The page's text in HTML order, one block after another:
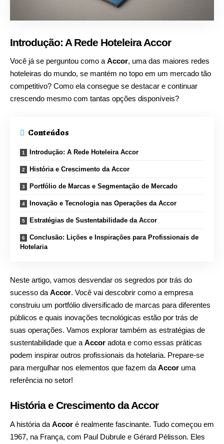
Introdução: A Rede Hoteleira Accor
Você já se perguntou como a Accor, uma das maiores redes
hoteleiras do mundo, se mantém no topo em um mercado tão
competitivo? Como ela consegue se destacar e continuar
crescendo mesmo com tantas opções disponíveis?
Conteúdos
Introdução: A Rede Hoteleira Accor
História e Crescimento da Accor
Portfólio de Marcas e Segmentação de Mercado
Inovação e Tecnologia nas Operações da Accor
Estratégias de Sustentabilidade da Accor
Conclusão: Lições e Inspirações para Profissionais de
Hotelaria
Neste artigo, vamos desvendar os segredos por trás do
sucesso da Accor. Você vai descobrir como a empresa
construiu um portfólio diversificado de marcas para diferentes
públicos e quais inovações tecnológicas estão por trás de
suas operações. Vamos explorar também as estratégias de
sustentabilidade que a Accor adota e como essas práticas
podem inspirar outros profissionais da hotelaria. Prepare-se
para mergulhar nos elementos que fazem da Accor uma
referência no setor!
História e Crescimento da Accor
A história da Accor é realmente fascinante. Tudo começou em
1967, na França, com Paul Dubrule e Gérard Pélisson. Eles